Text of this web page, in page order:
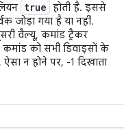
true होती है. इससे
जोड़ा गया है या नहीं.
वैल्यू, कमांड ट्रैकर
को सभी डिवाइसों के
न होने पर, -1 दिखाता